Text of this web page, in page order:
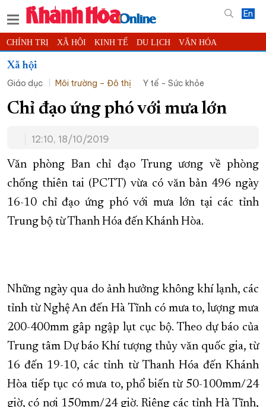
En
CHÍNH TRỊ XÃ HỘI KINH TẾ DU LỊCH VĂN HÓA
THỂ THAO
KHOA HỌC - CÔNG NGHỆ PHÁP LUẬT BẠN ĐỌC
THẾ GIỚI MULTIMEDIA VIDEO ĐỌC BÁO ONLINE
QUY HOẠCH TỈNH KHÁNH HÒA
TRƯỜNG SA BIỂN ĐẢO QUÊ HƯƠNG
CHUNG TAY CẢI CÁCH HÀNH CHÍNH
XÂY DỰNG NÔNG THÔN MỚI LỊCH CẮT ĐIỆN
TÀU - XE - MÁY BAY
XÂY DỰNG KHÁNH HÒA TRỞ THÀNH THÀNH PHỐ TRỰC THUỘC
ĐẠI HỘI ĐẢNG CÁC CẤP TRANG CHỦ VỀ BÁO KHÁNH HÒA
Xã hội
Giáo dục
Môi trường – Đô thị Y tế - Sức khỏe
Chỉ đạo ứng phó với mưa lớn
12:10, 18/10/2019
Văn phòng Ban chỉ đạo Trung ương về phòng
chống thiên tai (PCTT) vừa có văn bản 496 ngày
16-10 chỉ đạo ứng phó với mưa lớn tại các tỉnh
Trung bộ từ Thanh Hóa đến Khánh Hòa.
Những ngày qua do ảnh hưởng không khí lạnh, các
tỉnh từ Nghệ An đến Hà Tĩnh có mưa to, lượng mưa
200-400mm gâp ngập lụt cục bộ. Theo dự báo của
Trung tâm Dự báo Khí tượng thủy văn quốc gia, từ
16 đến 19-10, các tỉnh từ Thanh Hóa đến Khánh
Hòa tiếp tục có mưa to, phổ biến từ 50-100mm/24
giờ, có nơi 150mm/24 giờ. Riêng các tỉnh Hà Tĩnh,